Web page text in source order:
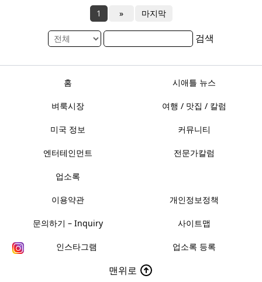
1 » 마지막
검색
홈 시애틀 뉴스
벼룩시장 여행 / 맛집 / 칼럼
미국 정보 커뮤니티
엔터테인먼트 전문가칼럼
업소록
이용약관 개인정보정책
문의하기 – Inquiry 사이트맵
인스타그램 업소록 등록
맨위로